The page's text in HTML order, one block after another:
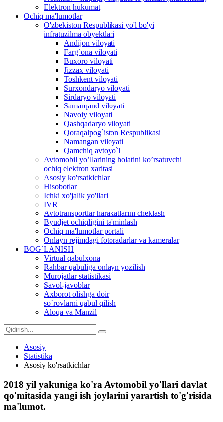
Elektron hukumat
Ochiq ma'lumotlar
O'zbekiston Respublikasi yo'l bo'yi
infratuzilma obyektlari
Andijon viloyati
Farg`ona viloyati
Buxoro viloyati
Jizzax viloyati
Toshkent viloyati
Surxondaryo viloyati
Sirdaryo viloyati
Samarqand viloyati
Navoiy viloyati
Qashqadaryo viloyati
Qoraqalpog`iston Respublikasi
Namangan viloyati
Qamchiq avtoyo`l
Avtomobil yo’llarining holatini ko’rsatuvchi
ochiq elektron xaritasi
Asosiy ko'rsatkichlar
Hisobotlar
Ichki xo'jalik yo'llari
IVR
Avtotransportlar harakatlarini cheklash
Byudjet ochiqligini ta'minlash
Ochiq ma'lumotlar portali
Onlayn rejimdagi fotoradarlar va kameralar
BOG`LANISH
Virtual qabulxona
Rahbar qabuliga onlayn yozilish
Murojatlar statistikasi
Savol-javoblar
Axborot olishga doir
so`rovlarni qabul qilish
Aloqa va Manzil
Asosiy
Statistika
Asosiy ko'rsatkichlar
2018 yil yakuniga ko'ra Avtomobil yo'llari davlat
qo'mitasida yangi ish joylarini yarartish to'g'risida
ma'lumot.